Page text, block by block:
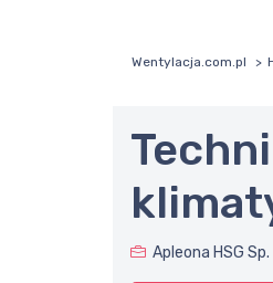
Wentylacja.com.pl
Apleona HSG Sp.